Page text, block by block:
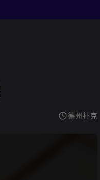
德州扑克